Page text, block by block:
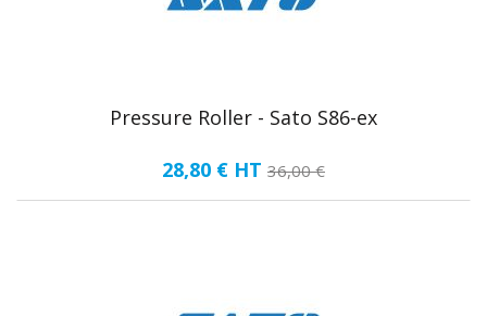
Pressure Roller - Sato S86-ex
28,80 € HT 36,00 €